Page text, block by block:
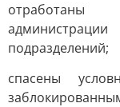
отработаны
подразделений;
спасены